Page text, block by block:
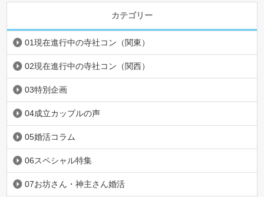
カテゴリー
01現在進行中の寺社コン（関東）
02現在進行中の寺社コン（関西）
03特別企画
04成立カップルの声
05婚活コラム
06スペシャル特集
07お坊さん・神主さん婚活